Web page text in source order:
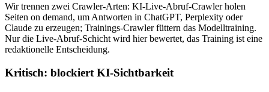
Wir trennen zwei Crawler-Arten: KI-Live-Abruf-Crawler holen
Seiten on demand, um Antworten in ChatGPT, Perplexity oder
Claude zu erzeugen; Trainings-Crawler füttern das Modelltraining.
Nur die Live-Abruf-Schicht wird hier bewertet, das Training ist eine
redaktionelle Entscheidung.
Kritisch: blockiert KI-Sichtbarkeit